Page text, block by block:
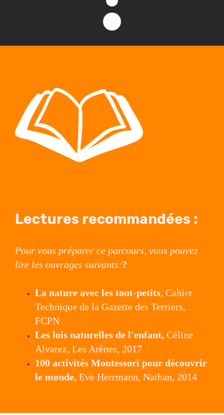
Lectures recommandées :
Pour vous préparer ce parcours, vous pouvez
lire les ouvrages suivants:?
La nature avec les tout-petits, Cahier
Technique de la Gazette des Terriers,
FCPN
Les lois naturelles de l'enfant, Céline
Alvarez, Les Arênes, 2017
100 activités Montessori pour découvrir
le monde, Eve Herrmann, Nathan, 2014